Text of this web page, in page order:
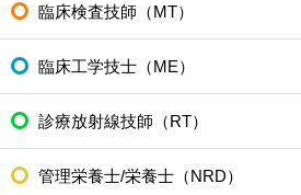
臨床検査技師（MT）
臨床工学技士（ME）
診療放射線技師（RT）
管理栄養士/栄養士（NRD）